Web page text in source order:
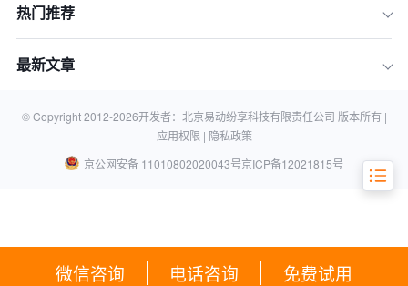
微信咨询 电话咨询 免费试用
八、实施和监控
热门推荐
最新文章
© Copyright 2012-2026开发者：北京易动纷享科技有限责任公司 版本所有 |
应用权限 | 隐私政策
京公网安备 11010802020043号京ICP备12021815号